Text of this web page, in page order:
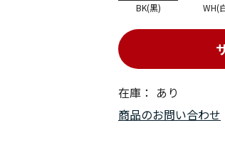
在庫： あり
BK(黒) WH(
商品のお問い合わせ